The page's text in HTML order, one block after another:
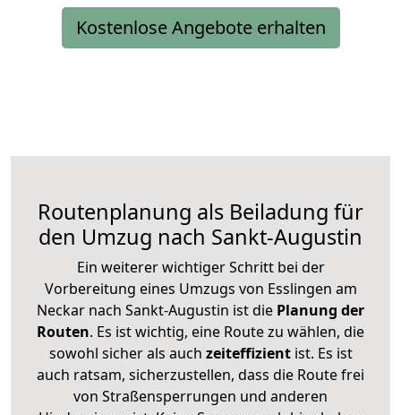
Kostenlose Angebote erhalten
Routenplanung als Beiladung für
den Umzug nach Sankt-Augustin
Ein weiterer wichtiger Schritt bei der
Vorbereitung eines Umzugs von Esslingen am
Neckar nach Sankt-Augustin ist die Planung der
Routen. Es ist wichtig, eine Route zu wählen, die
sowohl sicher als auch zeiteffizientist. Es ist
auch ratsam, sicherzustellen, dass die Route frei
von Straßensperrungen und anderen